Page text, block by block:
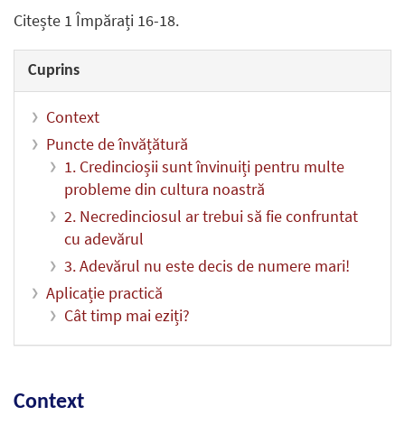
Citește 1 Împărați 16-18.
Cuprins
Context
Puncte de învățătură
1. Credincioșii sunt învinuiți pentru multe
probleme din cultura noastră
2. Necredinciosul ar trebui să fie confruntat
cu adevărul
3. Adevărul nu este decis de numere mari!
Aplicație practică
Cât timp mai eziți?
Context